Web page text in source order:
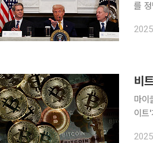
를
비
마이
이트